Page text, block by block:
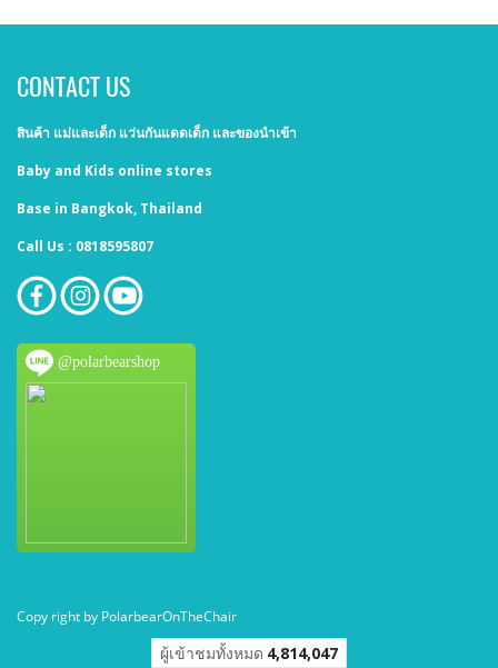
CONTACT US
สินค้า แม่และเด็ก แว่นกันแดดเด็ก และของนำเข้า
Baby and Kids online stores
Base in Bangkok, Thailand
Call Us : 0818595807
@polarbearshop
Copy right by PolarbearOnTheChair
ผู้เข้าชมวันนี้ 1